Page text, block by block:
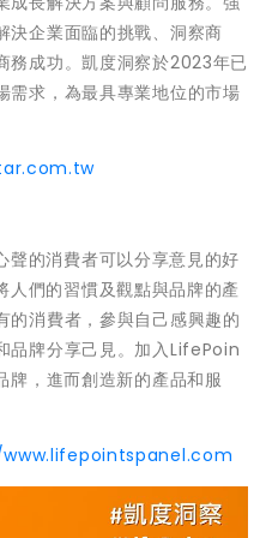
決企業面臨的挑戰、洞察商
務成功。凱度洞察於2023年已
需求，為最具專業地位的市場
的消費者可以分享意見的好
們的習慣及觀點與品牌的產
的消費者，參與自己感興趣的
品牌分享己見。加入LifePoin
牌，進而創造新的產品和服